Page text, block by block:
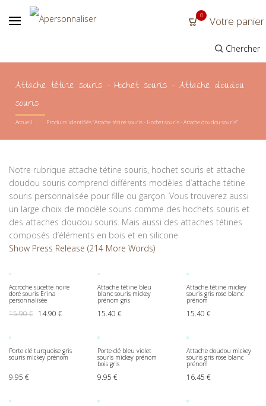
0 Votre panier
Chercher
Attache tétine souris - Hochet souris - Attache doudou
souris
Accueil Produits identifiés “Attache tétine souris - Hochet souris - Attache doudou souris”
Notre rubrique attache tétine souris, hochet souris et attache
doudou souris comprend différents modèles d’attache tétine
souris personnalisée pour fille ou garçon. Vous trouverez aussi
un large choix de modèle souris comme des hochets souris et
des attaches doudou souris. Mais aussi des attaches tétines
composés d’éléments en bois et en silicone.
Show Press Release (214 More Words)
Accroche sucette noire
doré souris Erina
personnalisée
15.90€ Le prix initial était : 15.90 €.
14.90 €Le prix actuel est : 14.90 €.
Attache tétine bleu
blanc souris mickey
prénom gris
15.40€
Attache tétine mickey
souris gris rose blanc
prénom
15.40 €
Porte-clé turquoise gris
souris mickey prénom
9.95 €
Porte-clé bleu violet
souris mickey prénom
bois gris
9.95€
Attache doudou mickey
souris gris rose blanc
prénom
16.45 €